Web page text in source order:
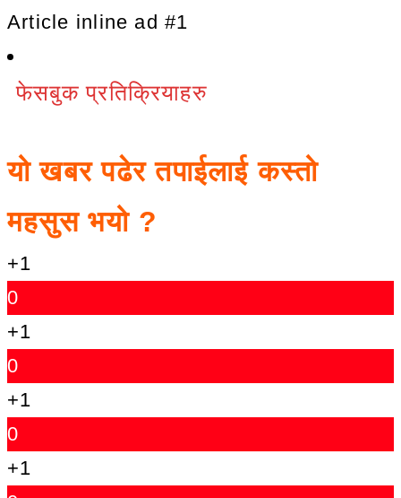
Article inline ad #1
फेसबुक प्रतिक्रियाहरु
यो खबर पढेर तपाईलाई कस्तो
महसुस भयो ?
+1
0
+1
0
+1
0
+1